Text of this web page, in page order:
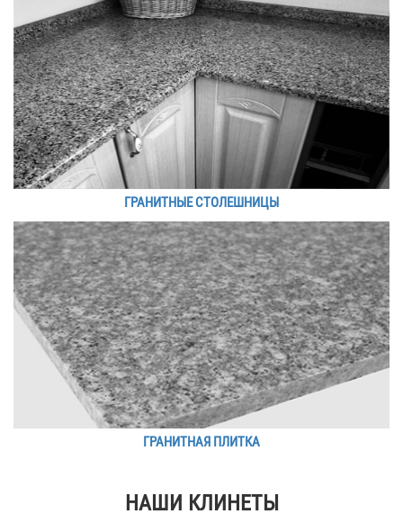
ГРАНИТНЫЕ СТОЛЕШНИЦЫ
ГРАНИТНАЯ ПЛИТКА
НАШИ КЛИНЕТЫ